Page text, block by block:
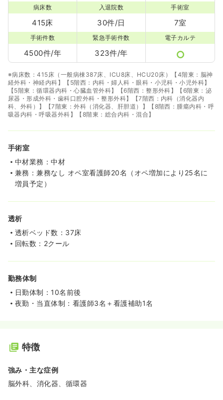
詳細を見る
その他正看護師 一般病院
日勤のみ（常勤） 一時募集休止
給与 36.9〜37.4万円/月 賞与3.5ヶ月
※一例
時間 8:30～17:00（休憩60分）
4週8休以上
担当業務未経験可 ブランク可
病床数
415床
入退院数
30件/日
手術室
7室
手術件数
4500件/年
緊急手術件数
323件/年
電子カルテ
※病床数：415床（一般病棟387床、ICU8床、HCU20床）【4階東：脳神
経外科・神経内科】【5階西：内科・婦人科・眼科・小児科・小児外科】
【5階東：循環器内科・心臓血管外科】【6階西：整形外科】【6階東：泌
尿器・形成外科・歯科口腔外科・整形外科】【7階西：内科（消化器内
科、外科）】【7階東：外科（消化器、肝胆道）】【8階西：腫瘍内科・呼
吸器内科・呼吸器外科】【8階東：総合内科・混合】
手術室
中材業務：中材
兼務：兼務なし オペ室看護師20名（オペ増加により25名に
増員予定）
透析
透析ベッド数：37床
回転数：2クール
勤務体制
日勤体制：10名前後
夜勤・当直体制：看護師3名＋看護補助1名
特徴
強み・主な症例
脳外科、消化器、循環器